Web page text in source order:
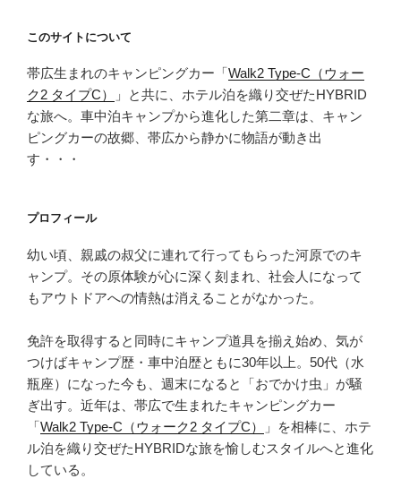
このサイトについて
帯広生まれのキャンピングカー「Walk2 Type‑C（ウォー
ク2 タイプC）
」と共に、ホテル泊を織り交ぜたHYBRID
な旅へ。車中泊キャンプから進化した第二章は、キャン
ピングカーの故郷、帯広から静かに物語が動き出
す・・・
プロフィール
幼い頃、親戚の叔父に連れて行ってもらった河原でのキ
ャンプ。その原体験が心に深く刻まれ、社会人になって
もアウトドアへの情熱は消えることがなかった。
免許を取得すると同時にキャンプ道具を揃え始め、気が
つけばキャンプ歴・車中泊歴ともに30年以上。50代（水
瓶座）になった今も、週末になると「おでかけ虫」が騒
ぎ出す。近年は、帯広で生まれたキャンピングカー
「Walk2 Type‑C（ウォーク2 タイプC）
」を相棒に、ホテ
ル泊を織り交ぜたHYBRIDな旅を愉しむスタイルへと進化
している。